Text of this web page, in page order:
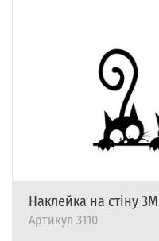
Наклейка на стіну
Артикул 3110